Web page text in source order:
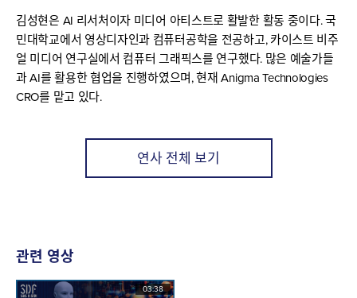
김성현은 AI 리서처이자 미디어 아티스트로 활발한 활동 중이다. 국
민대학교에서 영상디자인과 컴퓨터공학을 전공하고, 카이스트 비주
얼 미디어 연구실에서 컴퓨터 그래픽스를 연구했다. 많은 예술가들
과 AI를 활용한 협업을 진행하였으며, 현재 Anigma Technologies
CRO를 맡고 있다.
연사 전체 보기
관련 영상
03:38